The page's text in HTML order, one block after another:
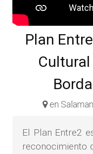
Plan
en
El Plan Entre2
reconocimiento